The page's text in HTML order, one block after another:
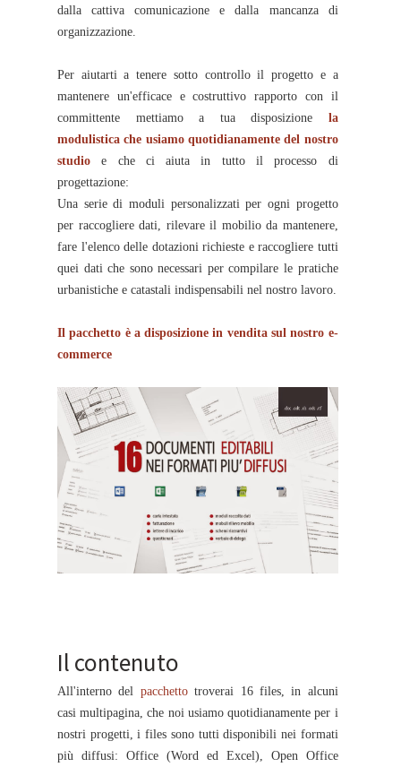
dalla cattiva comunicazione e dalla mancanza di
organizzazione.
Per aiutarti a tenere sotto controllo il progetto e a
mantenere un'efficace e costruttivo rapporto con il
committente mettiamo a tua disposizione
la
modulistica che usiamo quotidianamente del nostro
studio e che ci aiuta in tutto il processo di
progettazione:
Una serie di moduli personalizzati per ogni progetto
per raccogliere dati, rilevare il mobilio da mantenere,
fare l'elenco delle dotazioni richieste e raccogliere tutti
quei dati che sono necessari per compilare le pratiche
urbanistiche e catastali indispensabili nel nostro lavoro.
Il pacchetto è a disposizione in vendita sul nostro e-
commerce
Il contenuto
All'interno del pacchettotroverai 16 files, in alcuni
casi multipagina, che noi usiamo quotidianamente per i
nostri progetti, i files sono tutti disponibili nei formati
più diffusi: Office (Word ed Excel), Open Office